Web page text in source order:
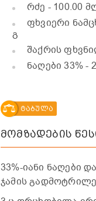
რძე - 100.00
ფხვიერი
გ
შაქრის
ნაღები 33%-
ტაბულა
მომზადების
33%-იანი ნაღები
ჯამის